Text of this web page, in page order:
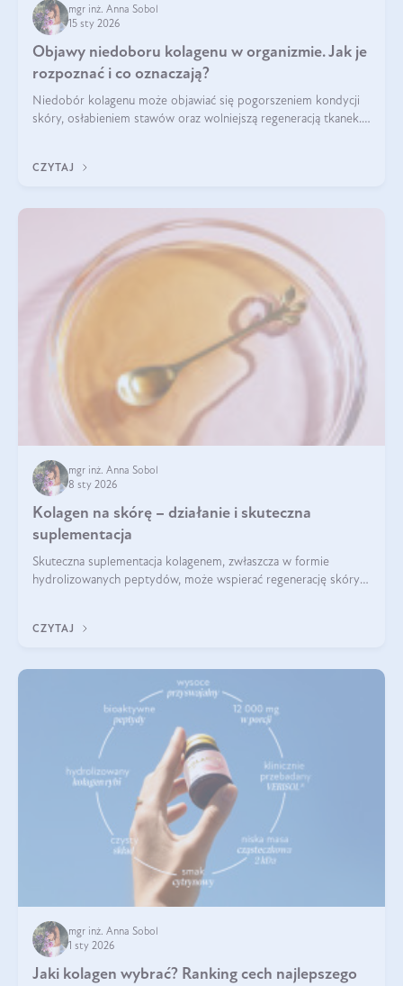
mgr inż. Anna Sobol
15 sty 2026
Objawy niedoboru kolagenu w organizmie. Jak je
rozpoznać i co oznaczają?
Niedobór kolagenu może objawiać się pogorszeniem kondycji
skóry, osłabieniem stawów oraz wolniejszą regeneracją tkanek.
osłabienie włosów.
CZYTAJ
mgr inż. Anna Sobol
8 sty 2026
Kolagen na skórę – działanie i skuteczna
suplementacja
Skuteczna suplementacja kolagenem, zwłaszcza w formie
hydrolizowanych peptydów, może wspierać regenerację skóry i
CZYTAJ
mgr inż. Anna Sobol
1 sty 2026
Jaki kolagen wybrać? Ranking cech najlepszego